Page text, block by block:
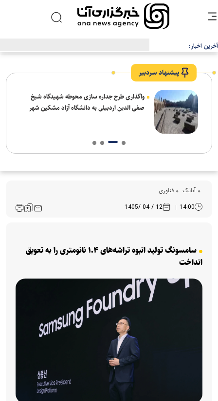
آخرین اخبار:
پیشنهاد سردبیر
واگذاری طرح جداره سازی محوطه شهیدگاه شیخ
صفی الدین اردبیلی به دانشگاه آزاد مشکین شهر
آناتک فناوری
14:00
12 / 04 /1405
سامسونگ تولید انبوه تراشه‌های ۱.۴ نانومتری را به تعویق
انداخت